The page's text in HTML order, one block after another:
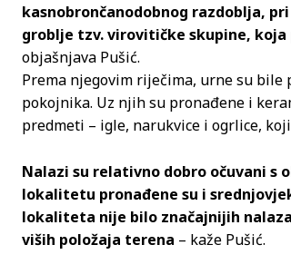
kasnobrončanodobnog razdoblja,
groblje tzv. virovitičke skupine,
objašnjava Pušić.
Prema njegovim riječima, urne su bile
pokojnika. Uz njih su pronađene i
predmeti – igle, narukvice i ogrlice,
Nalazi su relativno dobro očuvani s
lokalitetu pronađene su i
lokaliteta nije bilo značajnijih
viših položaja terena – kaže Pušić.